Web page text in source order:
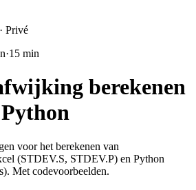
Privé
·15 min
berekenen
voor het berekenen van
(STDEV.S, STDEV.P) en Python
Met codevoorbeelden.